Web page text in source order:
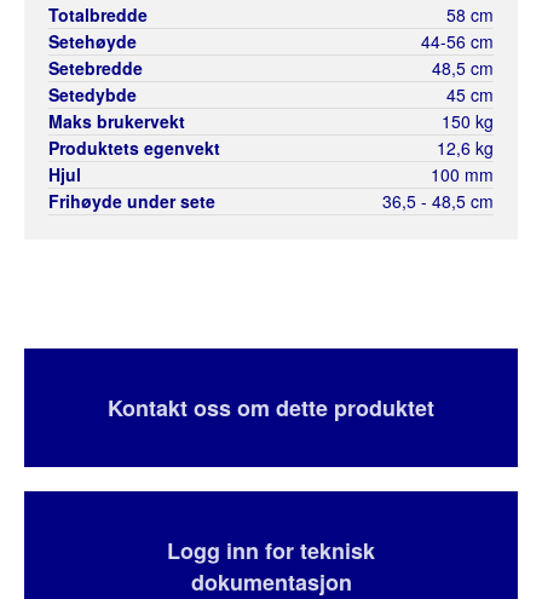
Totalbredde
58 cm
Setehøyde
44-56 cm
Setebredde
48,5 cm
Setedybde
45 cm
Maks brukervekt
150 kg
Produktets egenvekt
12,6 kg
Hjul
100 mm
Frihøyde under sete
36,5 - 48,5 cm
Kontakt oss om dette produktet
Logg inn for teknisk
dokumentasjon